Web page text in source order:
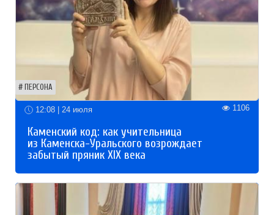
ПЕРСОНА
12:08 | 24 июля 1106
Каменский код: как учительница
из Каменска-Уральского возрождает
забытый пряник XIX века